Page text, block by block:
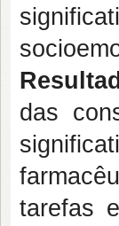
das
tarefas